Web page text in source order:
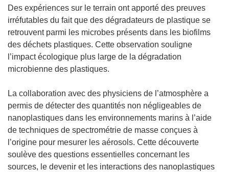
e
f
e
n
ê
e
l
e
f
e
n
r
e
)
Des expériences sur le terrain ont apporté des preuves
irréfutables du fait que des dégradateurs de plastique se
retrouvent parmi les microbes présents dans les biofilms
des déchets plastiques. Cette observation souligne
l’impact écologique plus large de la dégradation
microbienne des plastiques.
La collaboration avec des physiciens de l’atmosphère a
permis de détecter des quantités non négligeables de
nanoplastiques dans les environnements marins à l’aide
de techniques de spectrométrie de masse conçues à
l’origine pour mesurer les aérosols. Cette découverte
soulève des questions essentielles concernant les
sources, le devenir et les interactions des nanoplastiques